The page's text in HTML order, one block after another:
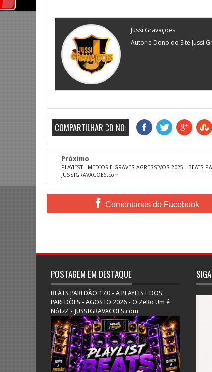
Jussi Gravações
Autor e Dono do Site Jussi
COMPARTILHAR CD NO:
Próximo
PLAYLIST - MEDIOS E GRAVES AGRESSIVOS 2025 - BEATS
JUSSIGRAVACOES.com
Comentarios do Facebook
POSTAGEM EM DESTAQUE
BEATS PAREDÃO 17.0 - A PLAYLIST DOS
PAREDÕES - AGOSTO 2026 - O ZeRo Um é
NóIzZ - JUSSIGRAVACOES.com